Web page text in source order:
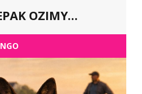
OZIMY